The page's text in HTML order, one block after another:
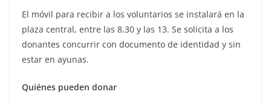
El móvil para recibir a los voluntarios se instalará en la
plaza central, entre las 8.30 y las 13. Se solicita a los
donantes concurrir con documento de identidad y sin
estar en ayunas.
Quiénes pueden donar